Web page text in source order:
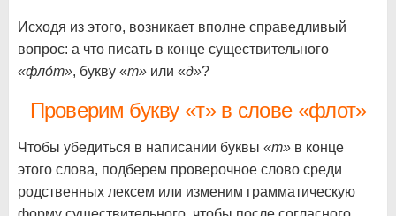
Исходя из этого, возникает вполне справедливый
вопрос: а что писать в конце существительного
«фло́т», букву «т» или «д»?
Проверим букву «т» в слове «флот»
Чтобы убедиться в написании буквы «т» в конце
этого слова, подберем проверочное слово среди
родственных лексем или изменим грамматическую